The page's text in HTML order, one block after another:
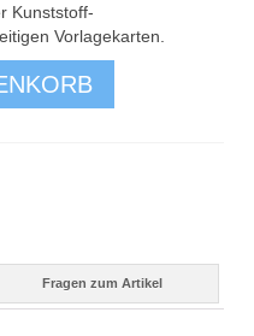
Kunststoff-
Vorlagekarten.
Fragen zum Artikel